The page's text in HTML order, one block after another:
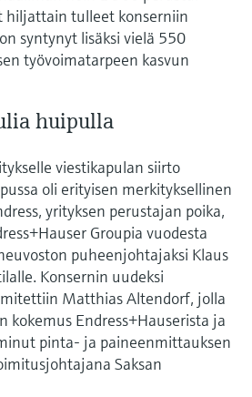
hiljattain tulleet konserniin
syntynyt lisäksi vielä 550
työvoimatarpeen kasvun
huipulla
viestikapulan siirto
oli erityisen merkityksellinen
yrityksen perustajan poika,
Groupia vuodesta
puheenjohtajaksi Klaus
Konsernin uudeksi
Matthias Altendorf, jolla
kokemus Endress+Hauserista ja
pinta- ja paineenmittauksen
Saksan